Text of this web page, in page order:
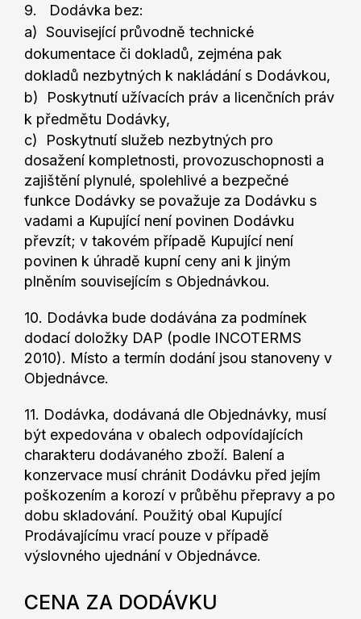
9. Dodávka bez:
a) Související průvodně technické
dokumentace či dokladů, zejména pak
dokladů nezbytných k nakládání s Dodávkou,
b) Poskytnutí užívacích práv a licenčních práv
k předmětu Dodávky,
c) Poskytnutí služeb nezbytných pro
dosažení kompletnosti, provozuschopnosti a
zajištění plynulé, spolehlivé a bezpečné
funkce Dodávky se považuje za Dodávku s
vadami a Kupující není povinen Dodávku
převzít; v takovém případě Kupující není
povinen k úhradě kupní ceny ani k jiným
plněním souvisejícím s Objednávkou.
10. Dodávka bude dodávána za podmínek
dodací doložky DAP (podle INCOTERMS
2010). Místo a termín dodání jsou stanoveny v
Objednávce.
11. Dodávka, dodávaná dle Objednávky, musí
být expedována v obalech odpovídajících
charakteru dodávaného zboží. Balení a
konzervace musí chránit Dodávku před jejím
poškozením a korozí v průběhu přepravy a po
dobu skladování. Použitý obal Kupující
Prodávajícímu vrací pouze v případě
výslovného ujednání v Objednávce.
CENA ZA DODÁVKU